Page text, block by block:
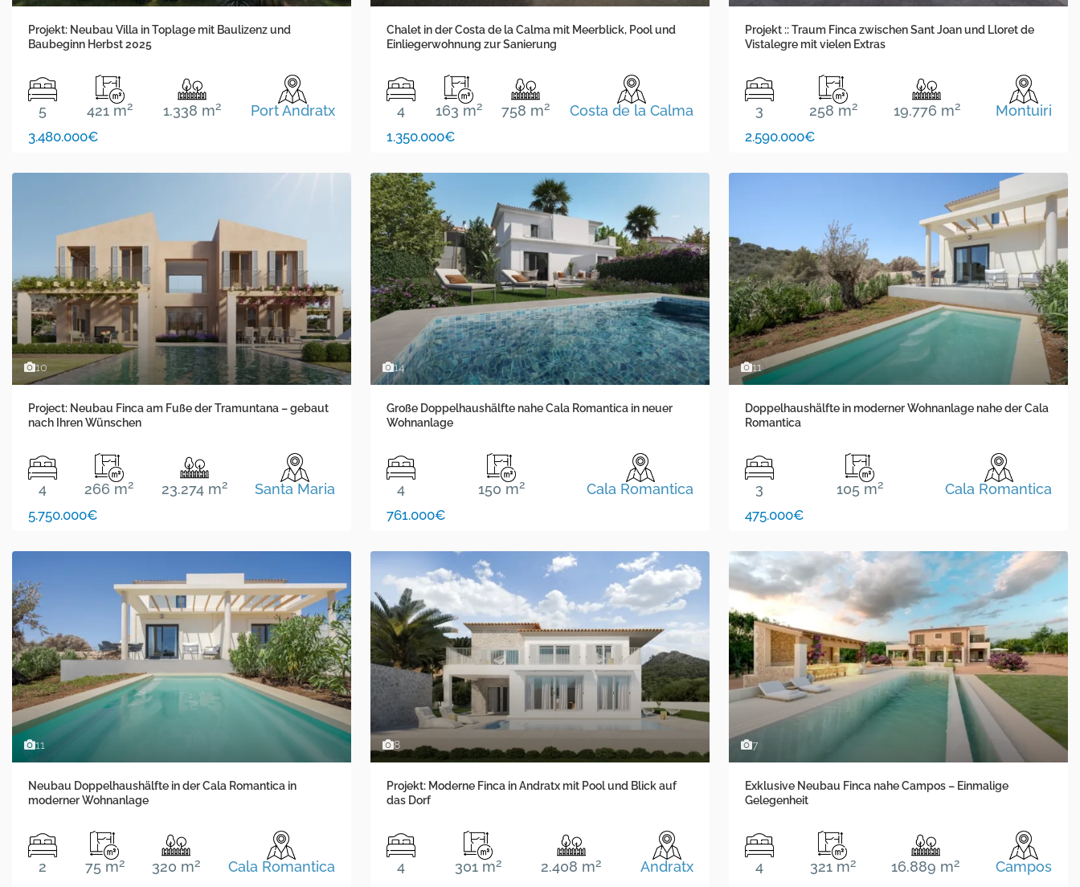
Projekt: Neubau Villa in Toplage mit Baulizenz und
Baubeginn Herbst 2025
5 421 m2 1.338 m2 Port Andratx
3.480.000€
Chalet in der Costa de la Calma mit Meerblick, Pool und
Einliegerwohnung zur Sanierung
4 163 m2 758 m2 Costa de la Calma
1.350.000€
Projekt :: Traum Finca zwischen Sant Joan und Lloret de
Vistalegre mit vielen Extras
3 258 m2 19.776 m2 Montuiri
2.590.000€
10
Project: Neubau Finca am Fuße der Tramuntana – gebaut
nach Ihren Wünschen
4 266 m2 23.274 m2 Santa Maria
5.750.000€
14
Große Doppelhaushälfte nahe Cala Romantica in neuer
Wohnanlage
4 150 m2 Cala Romantica
761.000€
11
Doppelhaushälfte in moderner Wohnanlage nahe der Cala
Romantica
3 105 m2 Cala Romantica
475.000€
11
Neubau Doppelhaushälfte in der Cala Romantica in
moderner Wohnanlage
2 75 m2 320 m2 Cala Romantica
8
Projekt: Moderne Finca in Andratx mit Pool und Blick auf
das Dorf
4 301 m2 2.408 m2 Andratx
7
Exklusive Neubau Finca nahe Campos – Einmalige
Gelegenheit
4 321 m2 16.889 m2 Campos